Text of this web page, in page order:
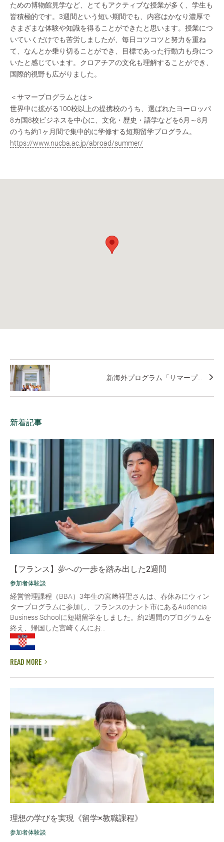
ための博物館見学など、とてもアクティブな授業が多く、学生も
皆積極的です。3週間という短い期間でも、内容はかなり濃厚で
さまざまな体験や知識を得ることができたと思います。授業につ
いていくだけでも苦労しましたが、毎日コツコツと努力を重ね
て、なんとか乗り切ることができ、目標であった行動力も身につ
いたと感じています。クロアチアの文化も理解することができ、
国際的視野も広がりました。
＜サマープログラムとは＞
世界中に拡がる100校以上の提携校のうち、選ばれたヨーロッパ
8カ国8校ビジネスを中心に、文化・歴史・語学などを6月～8月
のうち約1ヶ月間で集中的に学修する短期留学プログラム。
https://www.nucba.ac.jp/abroad/summer/
新海外プログラム「サマープ...
新着記事
【フランス】夢への一歩を踏み出した2週間
参加者体験談
経営管理課程（BBA）3年生の宮﨑祥聖さんは、春休みにウィン
タープログラムに参加し、フランスのナント市にあるAudencia
Business Schoolに短期留学をしました。約2週間のプログラムを
終え、帰国した宮崎くんにお...
READ MORE
理想の学びを実現《留学×教職課程》
参加者体験談